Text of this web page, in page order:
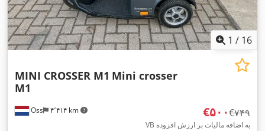
1 / 16
Oss ۴٬۴۱۴ km
MINI CROSSER M1 Mini crosser
M1
‎€۵۰۰‎€۷۴۹
VB به اضافه مالیات بر ارزش افزوده